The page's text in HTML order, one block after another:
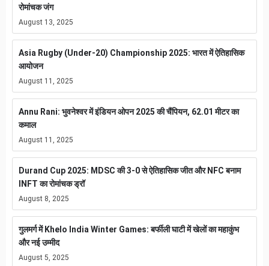
रोमांचक जंग
August 13, 2025
Asia Rugby (Under-20) Championship 2025: भारत में ऐतिहासिक
आयोजन
August 11, 2025
Annu Rani: भुवनेश्वर में इंडियन ओपन 2025 की चैंपियन, 62.01 मीटर का
कमाल
August 11, 2025
Durand Cup 2025: MDSC की 3-0 से ऐतिहासिक जीत और NFC बनाम
INFT का रोमांचक ड्रॉ
August 8, 2025
गुलमर्ग में Khelo India Winter Games: बर्फीली घाटी में खेलों का महाकुंभ
और नई उम्मीद
August 5, 2025